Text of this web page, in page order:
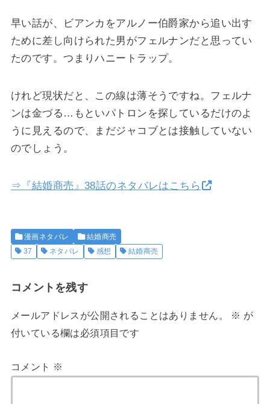
早い話が、ビアンカをアルノー伯爵家から追い出す
ために差し向けられた男がフェルナンだと思ってい
たのです。つまりハニートラップ。
けれど現状だと、この線は薄そうですね。フェルナ
ンは金づる…もといパトロンを探しているだけのよ
うに見えるので、まだジャコブとは接触していない
のでしょう。
⇒『結婚商売』38話のネタバレはこちら
漫画ネタバレ
結婚商売
37
ネタバレ 感想 結婚商売
コメントを残す
メールアドレスが公開されることはありません。 ※ が
付いている欄は必須項目です
コメント ※